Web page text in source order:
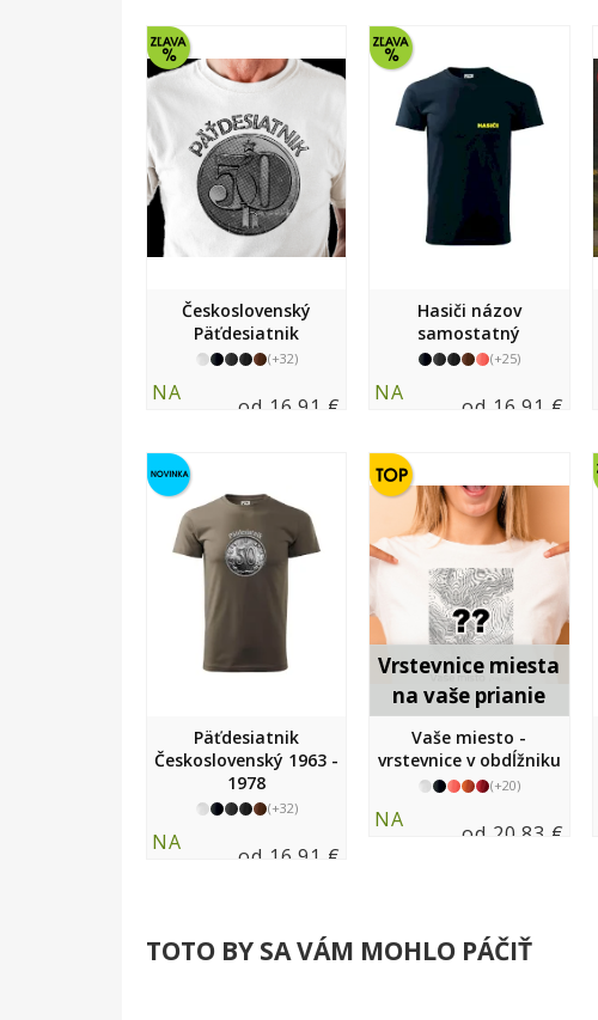
Československý
Päťdesiatnik
(+32)
NA
od 16.91 €
Hasiči názov
samostatný
(+25)
NA
od 16.91 €
Päťdesiatnik
Československý 1963 -
1978
(+32)
NA
od 16.91 €
Vrstevnice miesta
na vaše prianie
Vaše miesto -
vrstevnice v obdĺžniku
(+20)
NA
od 20.83 €
TOTO BY SA VÁM MOHLO PÁČIŤ